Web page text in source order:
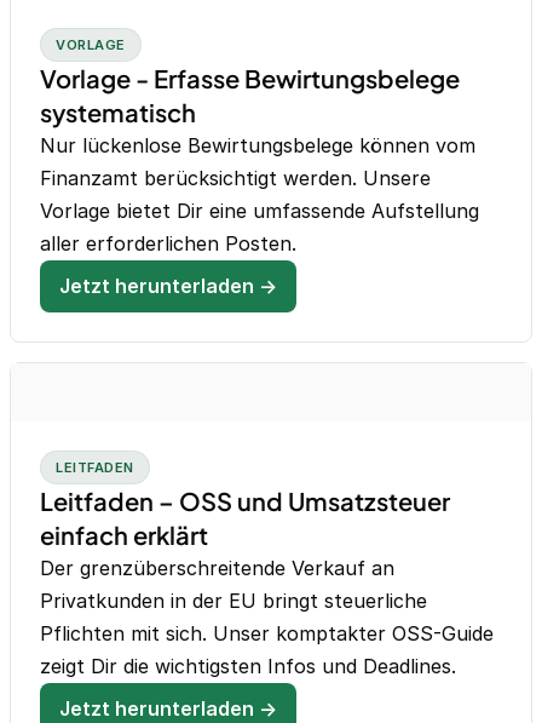
VORLAGE
Vorlage - Erfasse Bewirtungsbelege
systematisch
Nur lückenlose Bewirtungsbelege können vom
Finanzamt berücksichtigt werden. Unsere
Vorlage bietet Dir eine umfassende Aufstellung
aller erforderlichen Posten.
Jetzt herunterladen →
LEITFADEN
Leitfaden – OSS und Umsatzsteuer
einfach erklärt
Der grenzüberschreitende Verkauf an
Privatkunden in der EU bringt steuerliche
Pflichten mit sich. Unser komptakter OSS-Guide
zeigt Dir die wichtigsten Infos und Deadlines.
Jetzt herunterladen →